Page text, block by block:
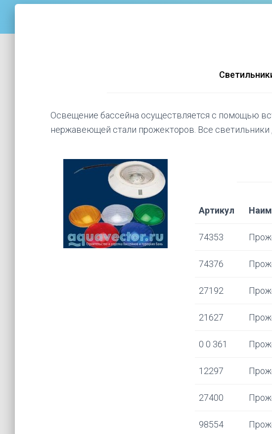
Освещение бассейна осуществляется с помощью
нержавеющей стали прожекторов. Все
Артикул
74353
74376
27192
21627
0 0 361
12297
27400
98554